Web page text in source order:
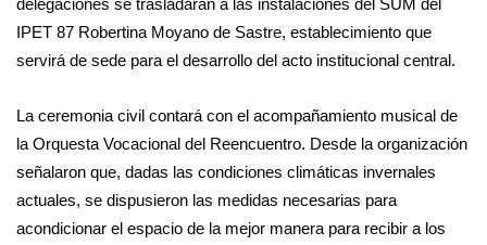
delegaciones se trasladarán a las instalaciones del SUM del
IPET 87 Robertina Moyano de Sastre, establecimiento que
servirá de sede para el desarrollo del acto institucional central.
La ceremonia civil contará con el acompañamiento musical de
la Orquesta Vocacional del Reencuentro. Desde la organización
señalaron que, dadas las condiciones climáticas invernales
actuales, se dispusieron las medidas necesarias para
acondicionar el espacio de la mejor manera para recibir a los